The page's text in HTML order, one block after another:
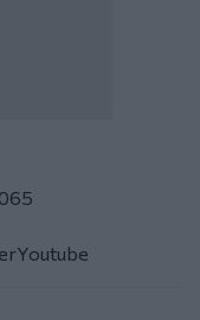
Youtube